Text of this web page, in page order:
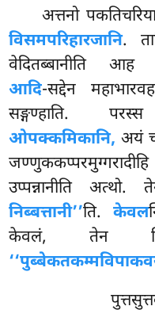
अत्तनो
विसमपरिहारजानि.
वेदितब्बानीति आह
आदि-सद्देन
सङ्गण्हाति.
ओपक्कमिकानि, अयं
उप्पन्नानीति अत्थो.
निब्बत्तानी’’ति. केवल
केवलं, तेन